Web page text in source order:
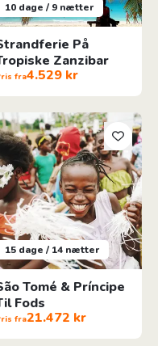
10 dage / 9 nætter
På
Zanzibar
fra4.529 kr
15 dage / 14 nætter
Tomé & Príncipe
Fods
fra21.472 kr
Tomé & Príncipe Til Fods